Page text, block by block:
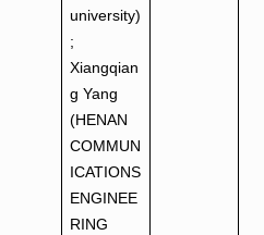
university)
;
Xiangqian
g Yang
(HENAN
COMMUN
ICATIONS
ENGINEE
RING